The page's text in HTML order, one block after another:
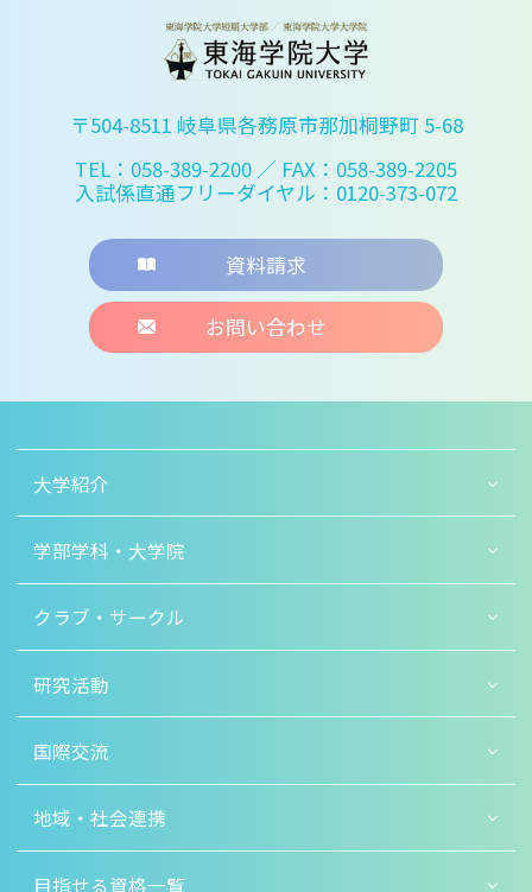
〒504-8511 岐阜県各務原市那加桐野町 5-68
TEL：058-389-2200 ／ FAX：058-389-2205
入試係直通フリーダイヤル：0120-373-072
資料請求
お問い合わせ
大学紹介
学部学科・大学院
クラブ・サークル
研究活動
国際交流
地域・社会連携
目指せる資格一覧